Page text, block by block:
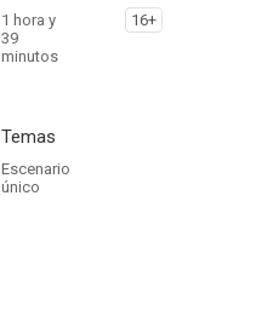
1 hora y
39
minutos
16+
Temas
Escenario
único